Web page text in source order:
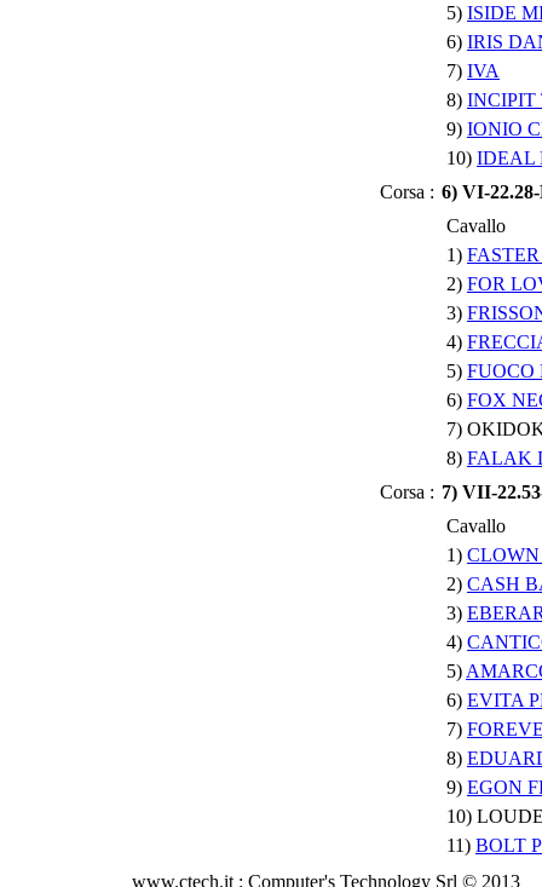
5) ISIDE
6) IRIS
7) IVA
8) INCIPIT
9) IONIO
10) IDEAL
Corsa : 6) VI-
Cavallo
1)
2) FOR
3)
4)
5) FUOCO
6) FOX
7)
8) FALAK
Corsa : 7) VII-
Cavallo
1)
2) CASH
3)
4)
5)
6) EVITA
7)
8)
9) EGON
10)
11) BOLT
www.ctech.it : Computer's Technology Srl © 2013